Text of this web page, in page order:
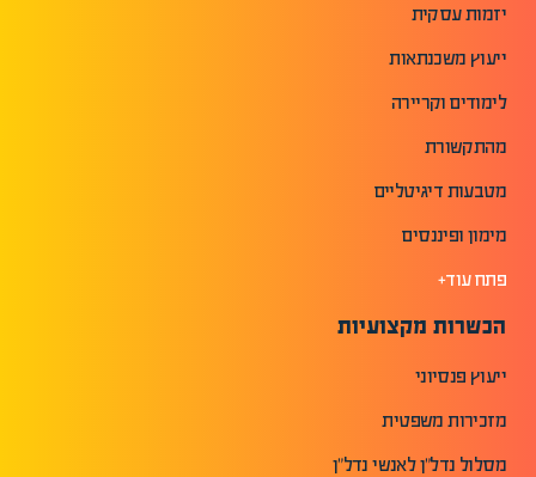
יזמות עסקית
ייעוץ משכנתאות
לימודים וקריירה
מהתקשורת
מטבעות דיגיטליים
מימון ופיננסים
פתח עוד+
הכשרות מקצועיות
ייעוץ פנסיוני
מזכירות משפטית
מסלול נדל"ן לאנשי נדל"ן